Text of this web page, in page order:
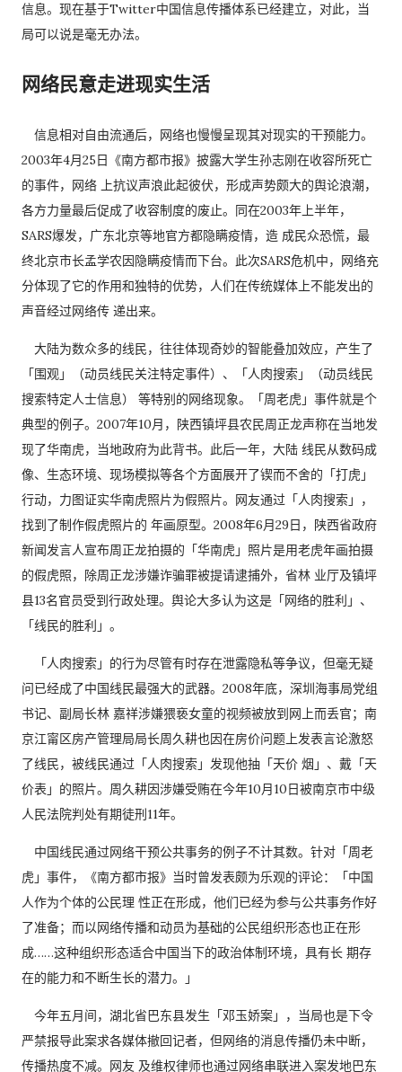
信息。现在基于Twitter中国信息传播体系已经建立，对此，当
局可以说是毫无办法。
网络民意走进现实生活
信息相对自由流通后，网络也慢慢呈现其对现实的干预能力。
2003年4月25日《南方都市报》披露大学生孙志刚在收容所死亡
的事件，网络 上抗议声浪此起彼伏，形成声势颇大的舆论浪潮，
各方力量最后促成了收容制度的废止。同在2003年上半年，
SARS爆发，广东北京等地官方都隐瞒疫情，造 成民众恐慌，最
终北京市长孟学农因隐瞒疫情而下台。此次SARS危机中，网络充
分体现了它的作用和独特的优势，人们在传统媒体上不能发出的
声音经过网络传 递出来。
大陆为数众多的线民，往往体现奇妙的智能叠加效应，产生了
「围观」（动员线民关注特定事件）、「人肉搜索」（动员线民
搜索特定人士信息） 等特别的网络现象。「周老虎」事件就是个
典型的例子。2007年10月，陕西镇坪县农民周正龙声称在当地发
现了华南虎，当地政府为此背书。此后一年，大陆 线民从数码成
像、生态环境、现场模拟等各个方面展开了锲而不舍的「打虎」
行动，力图证实华南虎照片为假照片。网友通过「人肉搜索」，
找到了制作假虎照片的 年画原型。2008年6月29日，陕西省政府
新闻发言人宣布周正龙拍摄的「华南虎」照片是用老虎年画拍摄
的假虎照，除周正龙涉嫌诈骗罪被提请逮捕外，省林 业厅及镇坪
县13名官员受到行政处理。舆论大多认为这是「网络的胜利」、
「线民的胜利」。
「人肉搜索」的行为尽管有时存在泄露隐私等争议，但毫无疑
问已经成了中国线民最强大的武器。2008年底，深圳海事局党组
书记、副局长林 嘉祥涉嫌猥亵女童的视频被放到网上而丢官；南
京江甯区房产管理局局长周久耕也因在房价问题上发表言论激怒
了线民，被线民通过「人肉搜索」发现他抽「天价 烟」、戴「天
价表」的照片。周久耕因涉嫌受贿在今年10月10日被南京市中级
人民法院判处有期徒刑11年。
中国线民通过网络干预公共事务的例子不计其数。针对「周老
虎」事件，《南方都市报》当时曾发表颇为乐观的评论：「中国
人作为个体的公民理 性正在形成，他们已经为参与公共事务作好
了准备；而以网络传播和动员为基础的公民组织形态也正在形
成……这种组织形态适合中国当下的政治体制环境，具有长 期存
在的能力和不断生长的潜力。」
今年五月间，湖北省巴东县发生「邓玉娇案」，当局也是下令
严禁报导此案求各媒体撤回记者，但网络的消息传播仍未中断，
传播热度不减。网友 及维权律师也通过网络串联进入案发地巴东